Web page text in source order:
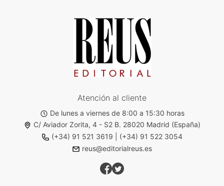
Atención al cliente
De lunes a viernes de 8:00 a 15:30 horas
C/ Aviador Zorita, 4 - S2 B. 28020 Madrid (España)
(+34) 91 521 3619
(+34) 91 522 3054
reus@editorialreus.es